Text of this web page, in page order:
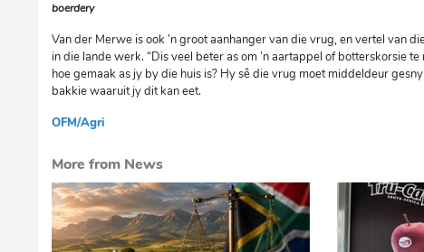
boerdery
Van der Merwe is ook ’n groot aanhanger van die vrug, en vertel van
in die lande werk. “Dis veel beter as om ’n aartappel of botterskorsie
hoe gemaak as jy by die huis is? Hy sê die vrug moet middeldeur
bakkie waaruit jy dit kan eet.
OFM/Agri
More from News